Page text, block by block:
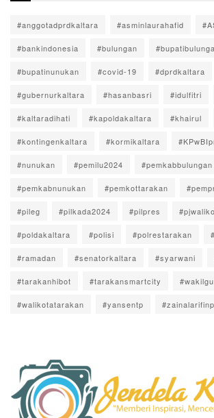
#anggotadprdkaltara #asminlaurahafid
#bankindonesia #bulungan
#bupatinunukan #covid-19 #dprdkaltara
#gubernurkaltara #hasanbasri #idulfitri
#kaltaradihati #kapoldakaltara #khairul
#kontingenkaltara #kormikaltara
#nunukan #pemilu2024 #pemkabbulungan
#pemkabnunukan #pemkottarakan
#pileg #pilkada2024 #pilpres
#poldakaltara #polisi #polrestarakan
#ramadan #senatorkaltara #syarwani
#tarakanhibot #tarakansmartcity
#walikotatarakan #yansentp